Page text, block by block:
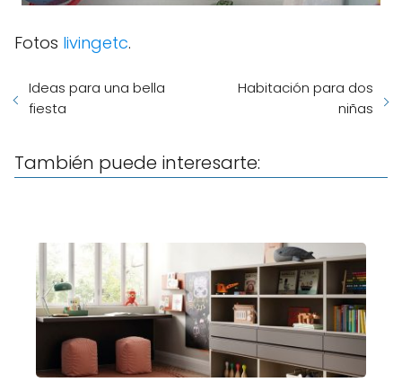
Fotos livingetc.
Ideas para una bella
fiesta
Habitación para dos
niñas
También puede interesarte: